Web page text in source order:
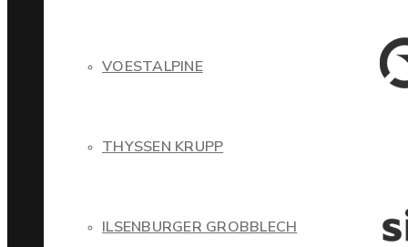
VOESTALPINE
THYSSEN KRUPP
ILSENBURGER GROBBLECH